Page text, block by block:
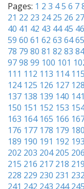
Pages: 1 2 3 45 6 7
21 22 23 24 25 26 27
40 41 42 43 44 45 46
59 60 61 62 63 6465
78 79 80 81 82 83 84
9798 99 100 101
111 112 113 114 115
124 125 126 127 128
137 138 139 140 141
150 151 152 153
163 164 165 166
176 177 178 179 180
189 190 191 192 193
202 203 204 205 206
215 216 217 218 219
228 229 230 231 232
241 242 243 244 245